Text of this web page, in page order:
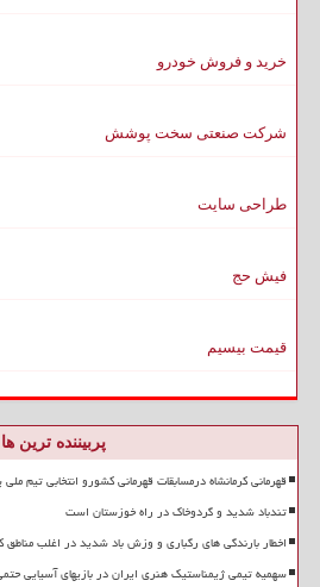
خرید و فروش خودرو
شرکت صنعتی سخت پوشش
طراحی سایت
فیش حج
قیمت بیسیم
پربیننده ترین ها
قهرمانی کرمانشاه درمسابقات قهرمانی کشورو انتخابی تیم ملی
تندباد شدید و گردوخاک در راه خوزستان است
اخطار بارندگی های رگباری و وزش باد شدید در اغلب
سهمیه تیمی ژیمناستیک هنری ایران در بازیهای آسیایی